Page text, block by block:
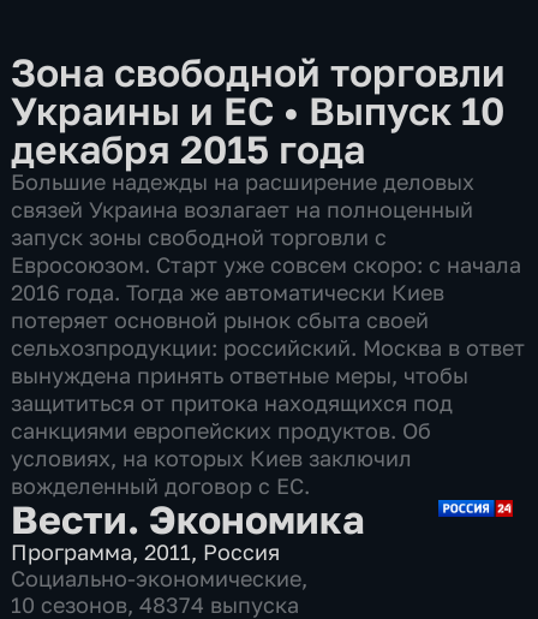
Зона свободной торговли
Украины и ЕС • Выпуск 10
декабря 2015 года
Большие надежды на расширение деловых
связей Украина возлагает на полноценный
запуск зоны свободной торговли с
Евросоюзом. Старт уже совсем скоро: с начала
2016 года. Тогда же автоматически Киев
потеряет основной рынок сбыта своей
сельхозпродукции: российский. Москва в ответ
вынуждена принять ответные меры, чтобы
защититься от притока находящихся под
санкциями европейских продуктов. Об
условиях, на которых Киев заключил
вожделенный договор с ЕС.
Вести. Экономика
Программа,2011, Россия
Социально-экономические,
10 сезонов, 48374 выпуска